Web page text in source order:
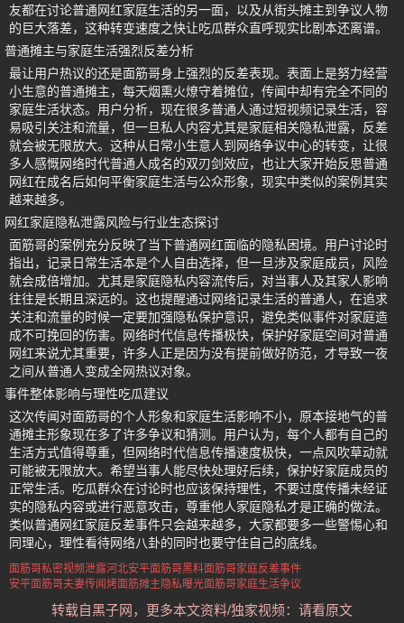
友都在讨论普通网红家庭生活的另一面，以及从街头摊主到争议人物
的巨大落差，这种转变速度之快让吃瓜群众直呼现实比剧本还离谱。
普通摊主与家庭生活强烈反差分析
最让用户热议的还是面筋哥身上强烈的反差表现。表面上是努力经营
小生意的普通摊主，每天烟熏火燎守着摊位，传闻中却有完全不同的
家庭生活状态。用户分析，现在很多普通人通过短视频记录生活，容
易吸引关注和流量，但一旦私人内容尤其是家庭相关隐私泄露，反差
就会被无限放大。这种从日常小生意人到网络争议中心的转变，让很
多人感慨网络时代普通人成名的双刃剑效应，也让大家开始反思普通
网红在成名后如何平衡家庭生活与公众形象，现实中类似的案例其实
越来越多。
网红家庭隐私泄露风险与行业生态探讨
面筋哥的案例充分反映了当下普通网红面临的隐私困境。用户讨论时
指出，记录日常生活本是个人自由选择，但一旦涉及家庭成员，风险
就会成倍增加。尤其是家庭隐私内容流传后，对当事人及其家人影响
往往是长期且深远的。这也提醒通过网络记录生活的普通人，在追求
关注和流量的时候一定要加强隐私保护意识，避免类似事件对家庭造
成不可挽回的伤害。网络时代信息传播极快，保护好家庭空间对普通
网红来说尤其重要，许多人正是因为没有提前做好防范，才导致一夜
之间从普通人变成全网热议对象。
事件整体影响与理性吃瓜建议
这次传闻对面筋哥的个人形象和家庭生活影响不小，原本接地气的普
通摊主形象现在多了许多争议和猜测。用户认为，每个人都有自己的
生活方式值得尊重，但网络时代信息传播速度极快，一点风吹草动就
可能被无限放大。希望当事人能尽快处理好后续，保护好家庭成员的
正常生活。吃瓜群众在讨论时也应该保持理性，不要过度传播未经证
实的隐私内容或进行恶意攻击，尊重他人家庭隐私才是正确的做法。
类似普通网红家庭反差事件只会越来越多，大家都要多一些警惕心和
同理心，理性看待网络八卦的同时也要守住自己的底线。
面筋哥私密视频泄露河北安平面筋哥黑料面筋哥家庭反差事件
安平面筋哥夫妻传闻烤面筋摊主隐私曝光面筋哥家庭生活争议
转载自黑子网，更多本文资料/独家视频：请看原文